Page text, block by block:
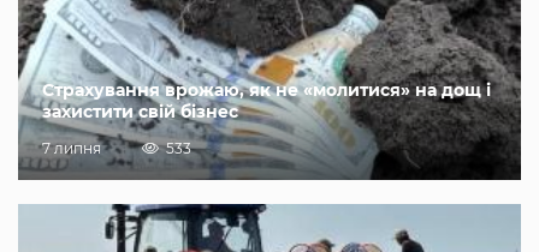
Страхування врожаю, як не «молитися» на дощ і
захистити свій бізнес
7 липня 533